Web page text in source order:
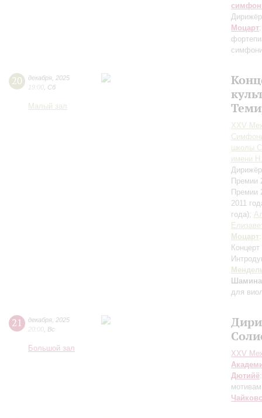
Моцарт
20 декабря 2025
19:00 Сб
Малый зал
XXV
школы
имени
Премии
Премии
2011
года);
Моцарт
для
21 декабря 2025
20:00 Вс
Большой зал
XXV
Дютийё